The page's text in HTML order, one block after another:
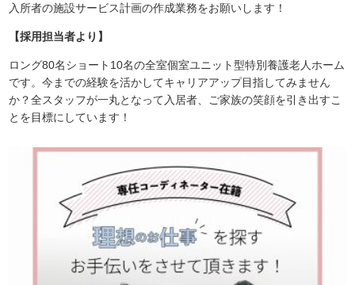
入所者の施設サービス計画の作成業務をお願いします！
【採用担当者より】
ロング80名ショート10名の全室個室ユニット型特別養護老人ホーム
です。今までの経験を活かしてキャリアアップ目指してみません
か？全スタッフが一丸となって入居者、ご家族の笑顔を引き出すこ
とを目標にしています！